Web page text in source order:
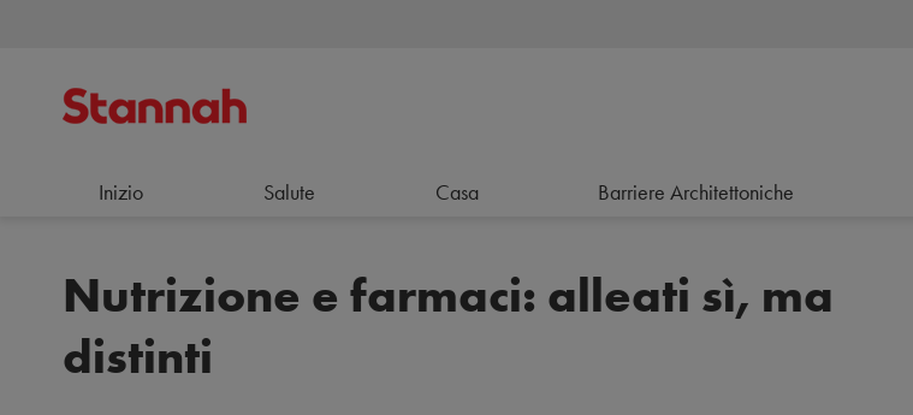
Inizio Salute Casa Barriere Architettoniche
Nutrizione e farmaci: alleati sì, ma
distinti